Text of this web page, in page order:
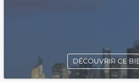
DÉCOUVRIR CE